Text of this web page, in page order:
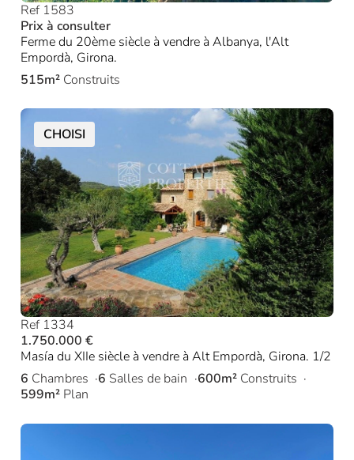
Ref 1583
Prix à consulter
Ferme du 20ème siècle à vendre à Albanya, l'Alt
Empordà, Girona.
515m² Construits
CHOISI
Ref 1334
1.750.000 €
Masía du XIIe siècle à vendre à Alt Empordà, Girona. 1/2
6 Chambres 6 Salles de bain 600m² Construits
599m² Plan